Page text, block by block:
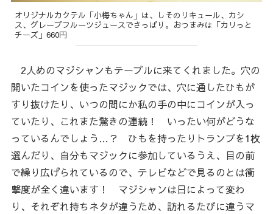
オリジナルカクテル「小梅ちゃん」は、しそのリキュール、カシ
ス、グレープフルーツジュースでさっぱり。おつまみは「カリっと
チーズ」660円
2人めのマジシャンもテーブルに来てくれました。穴の
開いたコインを使ったマジックでは、穴に通したひもが
すり抜けたり、いつの間にか私の手の中にコインが入っ
ていたり、これまた驚きの連続！ いったい何がどうな
っているんでしょう…？ ひもを持ったりトランプを1枚
選んだり、自分もマジックに参加しているうえ、目の前
で繰り広げられているので、テレビなどで見るのとは衝
撃度が全く違います！ マジシャンは日によって変わ
り、それぞれ持ちネタが違うため、訪れるたびに違うマ